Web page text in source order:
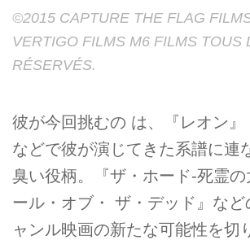
©2015 CAPTURE THE FLAG
VERTIGO FILMS M6 FILMS TOUS
RÉSERVÉS.
彼が今回挑むの は、『レオン』
などで彼が演じてきた系譜に連
臭い役柄。『ザ・ホード-死霊
ール・オブ・ ザ・デッド』など
ャンル映画の新たな可能性を切